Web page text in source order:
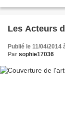
Les Acteurs
Publié le 11/04/2014
Par sophie17036